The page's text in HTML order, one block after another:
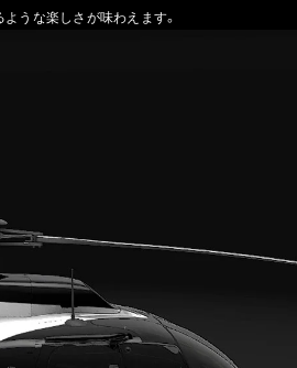
うな楽しさが味わえます。